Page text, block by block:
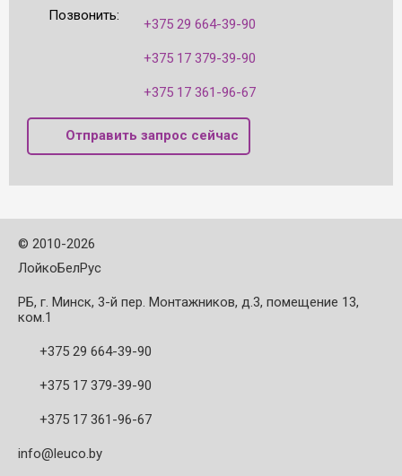
Позвонить:
+375 29 664-39-90
+375 17 379-39-90
+375 17 361-96-67
Отправить запрос сейчас
© 2010-2026
ЛойкоБелРус
РБ, г. Минск, 3-й пер. Монтажников, д.3, помещение 13,
ком.1
+375 29 664-39-90
+375 17 379-39-90
+375 17 361-96-67
info@leuco.by